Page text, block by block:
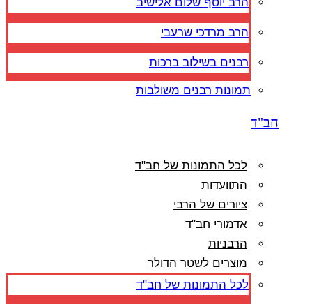
הרב מרדכי שרעבי
רבנים בשילוב ברכות
תמונות רבנים משולבות
חב"ד
לכל התמונות של חב"ד
התוועדות
ציורים של הרבי
אדמורי חב"ד
הרבניות
מוצרים לשטר הדולר
לכל התמונות של חב"ד